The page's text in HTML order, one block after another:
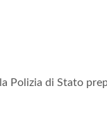
Polizia di Stato